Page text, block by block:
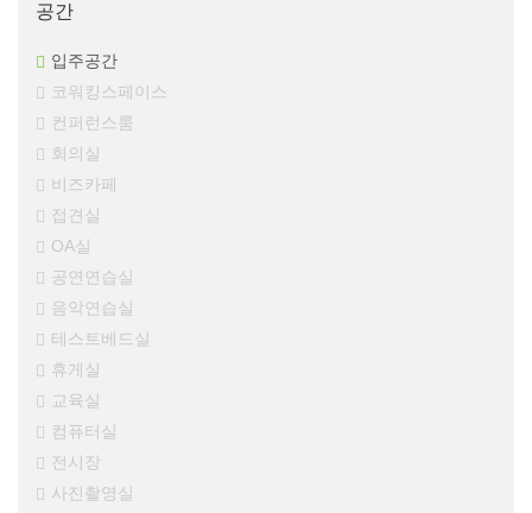
공간
입주공간
코워킹스페이스
컨퍼런스룸
회의실
비즈카페
접견실
OA실
공연연습실
음악연습실
테스트베드실
휴게실
교육실
컴퓨터실
전시장
사진촬영실